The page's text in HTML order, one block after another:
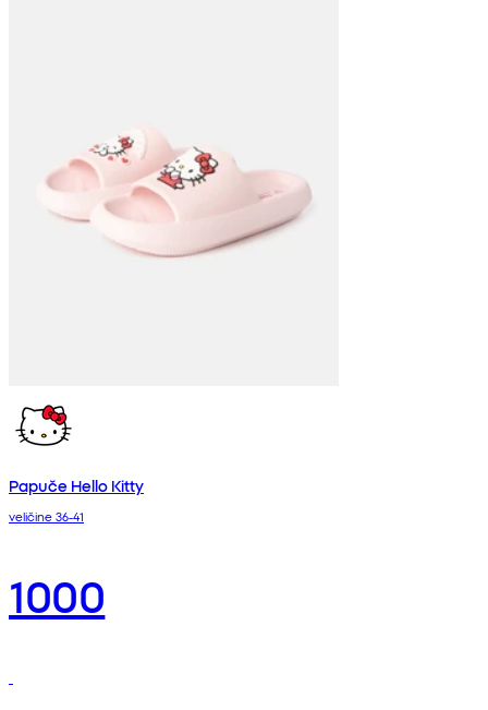
Papuče Hello Kitty
veličine 36-41
1000